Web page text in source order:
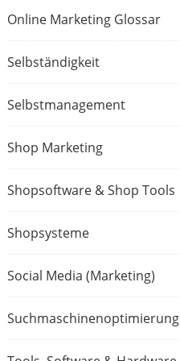
Online Marketing Glossar
Selbständigkeit
Selbstmanagement
Shop Marketing
Shopsoftware & Shop Tools
Shopsysteme
Social Media (Marketing)
Suchmaschinenoptimierung